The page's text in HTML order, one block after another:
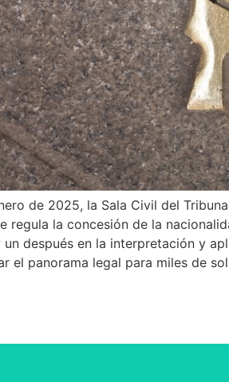
de 2025, la Sala Civil del
regula la concesión de la
un después en la interpretación y
el panorama legal para miles de